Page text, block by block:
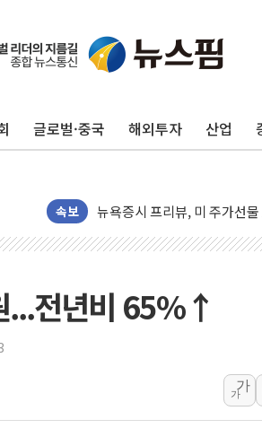
글로벌·중국 해외투자 산업
속보
구광모, 내주 실리콘밸리서
뉴욕증시 개장 전 특징주...
뉴욕증시 프리뷰, 미 주가선
청와대, 북한 단거리 탄도미
[인도증시] 중동 긴장 완화에
러, 1인칭시점 드론으로 우크
'월가의 황제' 다이먼 "금융
양주 섬유염색공장서 화재 1
김정관 산업부 장관 "주 52시
...전년비 65%↑
가
가